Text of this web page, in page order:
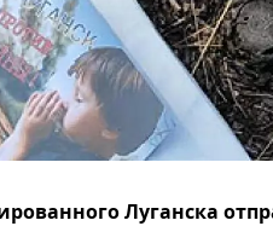
Луганска